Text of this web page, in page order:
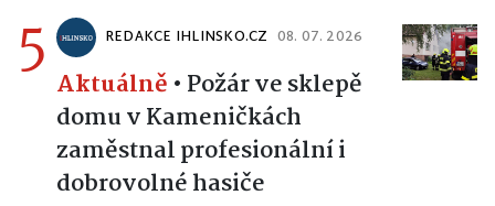
5 REDAKCE IHLINSKO.CZ 08. 07. 2026
Aktuálně • Požár ve sklepě
domu v Kameničkách
zaměstnal profesionální i
dobrovolné hasiče